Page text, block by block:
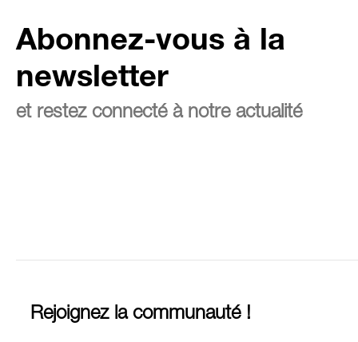
Abonnez-vous à la
newsletter
et restez connecté à notre actualité
Rejoignez la communauté !